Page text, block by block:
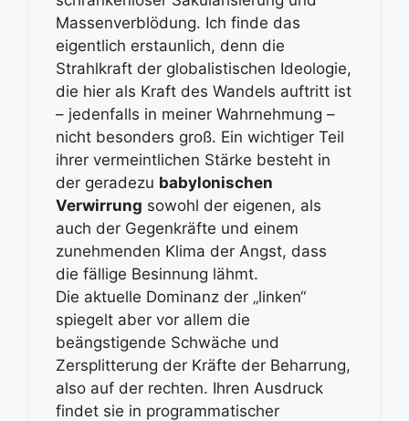
Massenverblödung. Ich finde das
eigentlich erstaunlich, denn die
Strahlkraft der globalistischen Ideologie,
die hier als Kraft des Wandels auftritt ist
– jedenfalls in meiner Wahrnehmung –
nicht besonders groß. Ein wichtiger Teil
ihrer vermeintlichen Stärke besteht in
der geradezu babylonischen
Verwirrung sowohl der eigenen, als
auch der Gegenkräfte und einem
zunehmenden Klima der Angst, dass
die fällige Besinnung lähmt.
Die aktuelle Dominanz der „linken“
spiegelt aber vor allem die
beängstigende Schwäche und
Zersplitterung der Kräfte der Beharrung,
also auf der rechten. Ihren Ausdruck
findet sie in programmatischer